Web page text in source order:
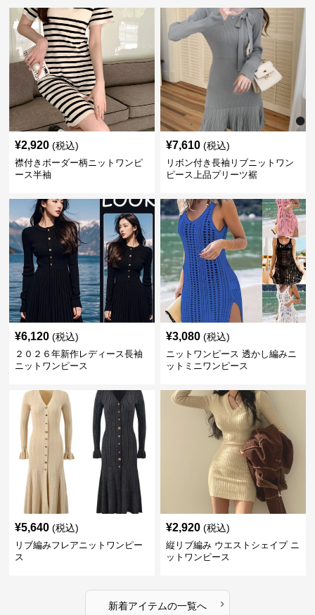
¥2,920 (税込)
襟付きボーダー柄ニットワンピ
ース半袖
¥7,610 (税込)
リボン付き長袖リブニットワン
ピース上品プリーツ裾
¥6,120 (税込)
２０２６年新作レディース長袖
ニットワンピース
¥3,080 (税込)
ニットワンピース 透かし編みニ
ットミニワンピース
¥5,640 (税込)
リブ編みフレアニットワンピー
ス
¥2,920 (税込)
縦リブ編み ウエストシェイプ ニ
ットワンピース
新着アイテムの一覧へ ›